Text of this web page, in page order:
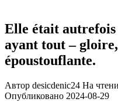
Elle était
ayant tout –
époustouflante.
Автор desicdenic24 На
Опубликовано 2024-08-29